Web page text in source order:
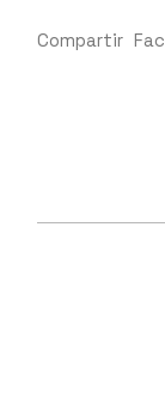
Compartir